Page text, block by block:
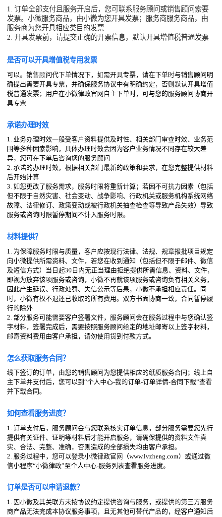
1. 订单全部支付且服务开启后，您可联系服务顾问或销售顾问索要
发票。小微服务商品，由小微为您开具发票；服务商服务商品，由
服务商为您开具相应类目的发票
2. 开具发票前，请提交正确的开票信息，默认开具增值税普通发票
是否可以开具增值税专用发票
可以。销售顾问代下单情况下，如需开具专票，请在下单时与销售顾问明
确提出需要开具专票，并确保服务协议中有明确约定，否则默认开具增值
税普通发票；用户在小微律政官网自主下单时，可与您的服务顾问协商开
具专票
承诺办理时效
1. 业务办理时效一般受客户资料提供及时性、相关部门审查时效、业务范
围等多种因素影响，具体办理时效会因为客户业务情况不同存在较大差
异，您可在下单后咨询您的服务顾问
2. 承诺的办理时效，根据相关部门最新的政策和要求，在您完整提供材料
后开始计算
3. 如您更改了服务需求，服务时限将重新计算；若因不可抗力因素（包括
但不限于自然灾害、社会变动、战争影响、行政机关或服务机构系统网络
故障、法律修订、政策变动或被行政机关抽查检查等导致产品失效）导致
服务或咨询时限暂停期间不计入服务时限。
材料提供？
1. 为保障服务时限与质量，客户应按现行法律、法规、规章报批项目规定
向小微提供所需资料、文件，若您在收到通知（包括但不限于邮件、微信
及短信方式）当日起30日内无正当理由拒绝提供所需信息、资料、文件，
即视为放弃该项服务或咨询，小微不再就该项服务或咨询负有相关义务，
因此产生延误、行政处罚、失信公示等后果，小微不承担相应责任。同
时，小微有权不退还已收取的所有费用。双方书面协商一致，合同暂停履
行的除外
2. 部分服务可能需要客户签署文件，服务顾问会在服务过程中与您确认签
字材料，签署完成后，需要按照服务顾问给定的地址邮寄以上签字材料，
邮寄资料费用由客户承担，请勿使用货到付款方式。
怎么获取服务合同？
线下签订的订单，由您的销售顾问为您提供相应的纸质服务合同；线上自
主下单并支付后，您可以到“个人中心-我的订单-订单详情-合同下载”查看
并下载合同。
如何查看服务进度？
1. 订单支付后，服务顾问会与您联系核实订单信息，部分服务需要您先行
提供有关证件、证明等材料后才能开启服务，请确保提供的资料文件真
实、合法、完整、准确，否则造成的全部损失均由客户承担。
2. 服务过程中，您可以登录小微律政官网（www.lvzheng.com）或通过微
信小程序“小微律政”至个人中心-服务列表查看服务进度。
订单是否可以申请退款？
1. 因小微及其关联方未按协议约定提供咨询与服务，或提供的第三方服务
商产品无法完成本协议服务事项，且无其他可替代产品的，经客户通知后